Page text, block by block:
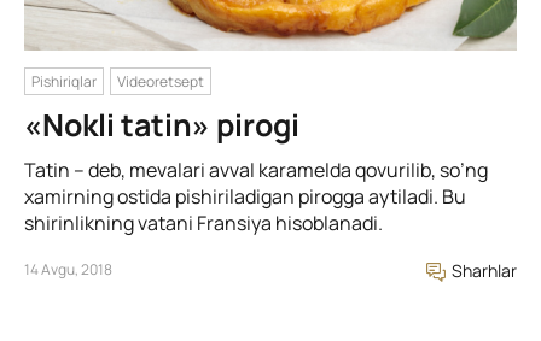
Pishiriqlar Videoretsept
«Nokli tatin» pirogi
Tatin – deb, mevalari avval karamelda qovurilib, so’ng
xamirning ostida pishiriladigan pirogga aytiladi. Bu
shirinlikning vatani Fransiya hisoblanadi.
14 Avgu, 2018 Sharhlar